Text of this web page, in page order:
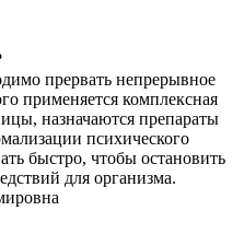
прервать непрерывное
применяется комплексная
назначаются препараты
психического
быстро, чтобы остановить
для организма.